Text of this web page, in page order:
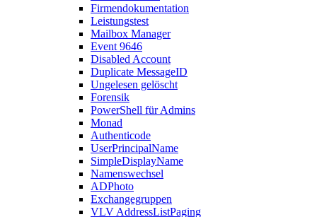
Firmendokumentation
Leistungstest
Mailbox Manager
Event 9646
Disabled Account
Duplicate MessageID
Ungelesen gelöscht
Forensik
PowerShell für Admins
Monad
Authenticode
UserPrincipalName
SimpleDisplayName
Namenswechsel
ADPhoto
Exchangegruppen
VLV AddressListPaging